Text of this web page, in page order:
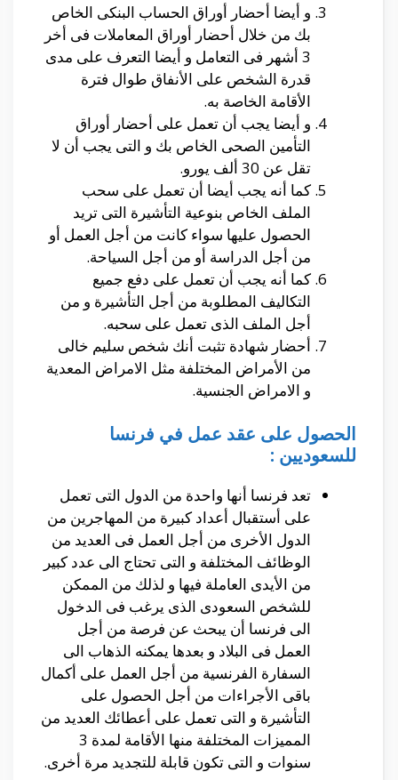
و أيضا أحضار أوراق الحساب البنكى الخاص
بك من خلال أحضار أوراق المعاملات فى أخر
3 أشهر فى التعامل و أيضا التعرف على مدى
قدرة الشخص على الأنفاق طوال فترة
الأقامة الخاصة به.
و أيضا يجب أن تعمل على أحضار أوراق
التأمين الصحى الخاص بك و التى يجب أن لا
تقل عن 30 ألف يورو.
كما أنه يجب أيضا أن تعمل على سحب
الملف الخاص بنوعية التأشيرة التى تريد
الحصول عليها سواء كانت من أجل العمل أو
من أجل الدراسة أو من أجل السياحة.
كما أنه يجب أن تعمل على دفع جميع
التكاليف المطلوبة من أجل التأشيرة و من
أجل الملف الذى تعمل على سحبه.
أحضار شهادة تثبت أنك شخص سليم خالى
من الأمراض المختلفة مثل الامراض المعدية
و الامراض الجنسية.
الحصول على عقد عمل في فرنسا
للسعوديين :
تعد فرنسا أنها واحدة من الدول التى تعمل
على أستقبال أعداد كبيرة من المهاجرين من
الدول الأخرى من أجل العمل فى العديد من
الوظائف المختلفة و التى تحتاج الى عدد كبير
من الأيدى العاملة فيها و لذلك من الممكن
للشخص السعودى الذى يرغب فى الدخول
الى فرنسا أن يبحث عن فرصة من أجل
العمل فى البلاد و بعدها يمكنه الذهاب الى
السفارة الفرنسية من أجل العمل على أكمال
باقى الأجراءات من أجل الحصول على
التأشيرة و التى تعمل على أعطائك العديد من
المميزات المختلفة منها الأقامة لمدة 3
سنوات و التى تكون قابلة للتجديد مرة أخرى.